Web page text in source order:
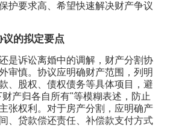
护要求高、希望快速解决财产争议
的拟定要点
是诉讼离婚中的调解，财产分割协
审慎。协议应明确财产范围，列明
、股权、债权债务等具体项目，避
产归各自所有"等模糊表述，防止
张权利。对于房产分割，应明确产
、贷款偿还责任、补偿款支付方式